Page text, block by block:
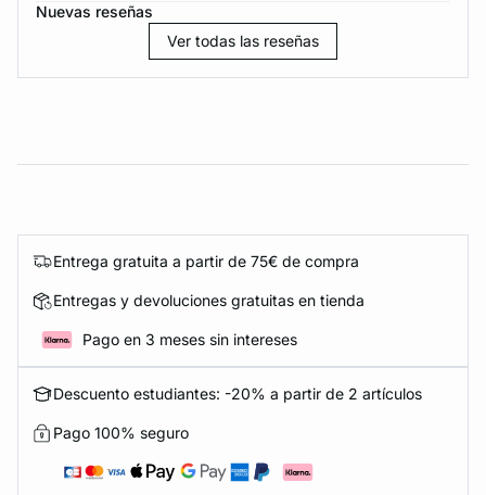
Nuevas reseñas
Ver todas las reseñas
Entrega gratuita a partir de 75€ de compra
Entregas y devoluciones gratuitas en tienda
Pago en 3 meses sin intereses
Descuento estudiantes: -20% a partir de 2 artículos
Pago 100% seguro